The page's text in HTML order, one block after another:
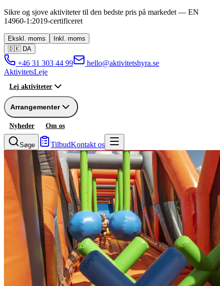
Sikre og sjove aktiviteter til den bedste pris på markedet — EN
14960-1:2019-certificeret
Ekskl. moms Inkl. moms
🇩🇰 DA
+46 31 303 44 99
hello@aktivitetshyra.se
AktivitetsLeje
Lej aktiviteter
Arrangementer
Nyheder Om os
Søge TilbudKontakt os